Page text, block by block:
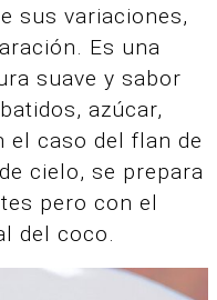
sus variaciones,
Es una
suave y sabor
azúcar,
el caso del flan de
cielo, se prepara
pero con el
del coco.